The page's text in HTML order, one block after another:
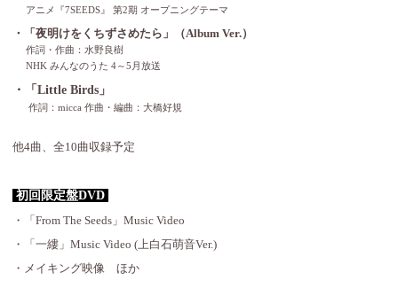
アニメ『7SEEDS』 第2期 オープニングテーマ
・「夜明けをくちずさめたら」（Album Ver.）
作詞・作曲：水野良樹
NHK みんなのうた 4～5月放送
・「Little Birds」
作詞：micca 作曲・編曲：大橋好規
他4曲、全10曲収録予定
初回限定盤DVD
・「From The Seeds」Music Video
・「一縷」Music Video (上白石萌音Ver.)
・メイキング映像 ほか